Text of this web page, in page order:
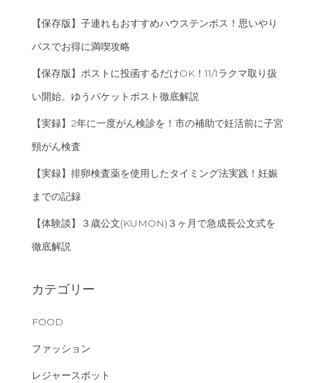
【保存版】子連れもおすすめハウステンボス！思いやり
パスでお得に満喫攻略
【保存版】ポストに投函するだけOK！11/1ラクマ取り扱
い開始。ゆうパケットポスト徹底解説
【実録】2年に一度がん検診を！市の補助で妊活前に子宮
頸がん検査
【実録】排卵検査薬を使用したタイミング法実践！妊娠
までの記録
【体験談】３歳公文(KUMON)３ヶ月で急成長公文式を
徹底解説
カテゴリー
FOOD
ファッション
レジャースポット